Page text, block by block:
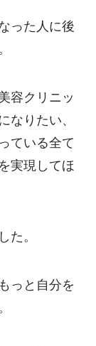
った人に後
容クリニッ
なりたい、
ている全て
実現してほ
た。
っと自分を